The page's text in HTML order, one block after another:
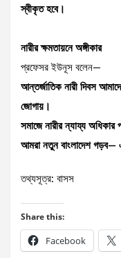
স্বীকৃত হবে।
নারীর ক্ষমতায়নে অঙ্গীকার
প্রফেসর ইউনূস বলেন—
আন্তর্জাতিক নারী দিবস
জোগায়।
সমাজে নারীর ন্যায্য
আমরা নতুন বাংলাদেশ গড়ব—
তথ্যসূত্র: বাসস
Share this:
Facebook